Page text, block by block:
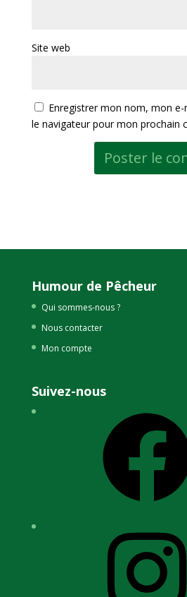
Site web
Enregistrer mon nom, mon
le navigateur pour mon prochain
Humour de Pêcheur
Qui sommes-nous ?
Nous contacter
Mon compte
Suivez-nous